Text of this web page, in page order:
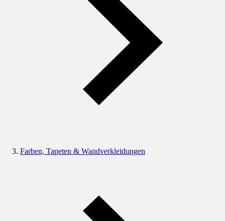
Farben, Tapeten & Wandverkleidungen